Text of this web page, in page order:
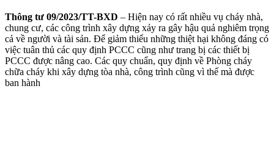
Thông tư 09/2023/TT-BXD – Hiện nay có rất nhiều vụ cháy nhà,
chung cư, các công trình xây dựng xảy ra gây hậu quả nghiêm trọng
cả về người và tài sản. Để giảm thiểu những thiệt hại không đáng có
việc tuân thủ các quy định PCCC cũng như trang bị các thiết bị
PCCC được nâng cao. Các quy chuẩn, quy định về Phòng cháy
chữa cháy khi xây dựng tòa nhà, công trình cũng vì thế mà được
ban hành